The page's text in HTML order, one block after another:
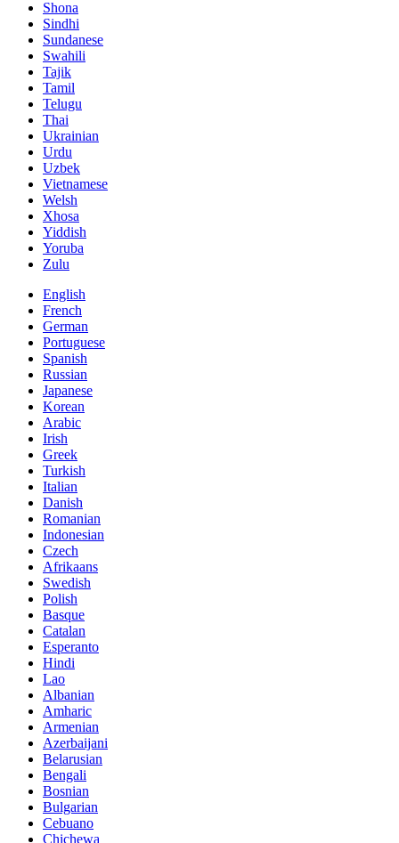
Shona
Sindhi
Sundanese
Swahili
Tajik
Tamil
Telugu
Thai
Ukrainian
Urdu
Uzbek
Vietnamese
Welsh
Xhosa
Yiddish
Yoruba
Zulu
English
French
German
Portuguese
Spanish
Russian
Japanese
Korean
Arabic
Irish
Greek
Turkish
Italian
Danish
Romanian
Indonesian
Czech
Afrikaans
Swedish
Polish
Basque
Catalan
Esperanto
Hindi
Lao
Albanian
Amharic
Armenian
Azerbaijani
Belarusian
Bengali
Bosnian
Bulgarian
Cebuano
Chichewa